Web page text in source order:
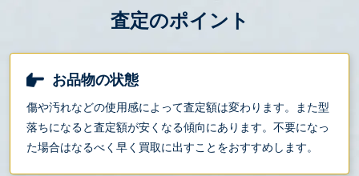
査定のポイント
お品物の状態
傷や汚れなどの使用感によって査定額は変わります。また型
落ちになると査定額が安くなる傾向にあります。不要になっ
た場合はなるべく早く買取に出すことをおすすめします。